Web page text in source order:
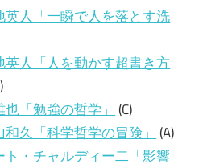
英人「一瞬で人を落とす洗
英人「人を動かす超書き方
「勉強の哲学」 (C)
和久「科学哲学の冒険」 (A)
ト・チャルディー二「影響